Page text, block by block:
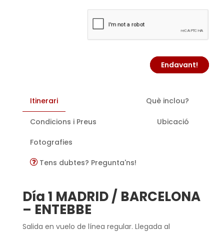
Endavant!
Itinerari Què inclou?
Condicions i Preus Ubicació
Fotografies
Tens dubtes? Pregunta'ns!
Día 1 MADRID / BARCELONA
– ENTEBBE
Salida en vuelo de línea regular. Llegada al